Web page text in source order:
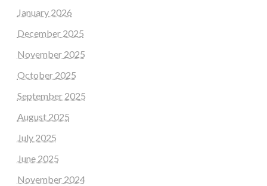
January 2026
December 2025
November 2025
October 2025
September 2025
August 2025
July 2025
June 2025
November 2024